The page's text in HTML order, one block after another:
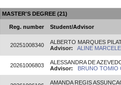
MASTER'S DEGREE (21)
Reg. number Student/Advisor
20251008340
ALBERTO MARQUES
Advisor:
ALINE
20261006803
ALESSANDRA DE
Advisor:
BRUNO TOMIO
AMANDA REGIS